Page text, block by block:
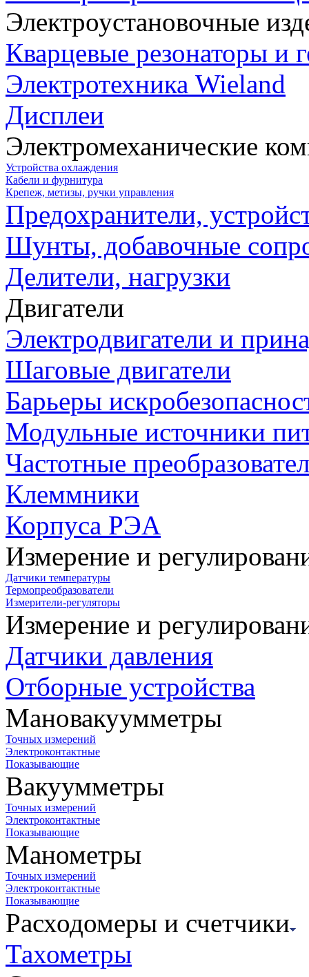
Электроустановочные
Кварцевые резонаторы и
Электротехника Wieland
Дисплеи
Электромеханические
Устройства охлаждения
Кабели и фурнитура
Крепеж, метизы, ручки управления
Предохранители,
Шунты, добавочные
Делители, нагрузки
Двигатели
Электродвигатели и
Шаговые двигатели
Барьеры
Модульные источники
Частотные
Клеммники
Корпуса РЭА
Измерение и
Датчики температуры
Термопреобразователи
Измерители-регуляторы
Измерение и
Датчики давления
Отборные устройства
Мановакуумметры
Точных измерений
Электроконтактные
Показывающие
Вакуумметры
Точных измерений
Электроконтактные
Показывающие
Манометры
Точных измерений
Электроконтактные
Показывающие
Расходомеры и счетчики
Тахометры